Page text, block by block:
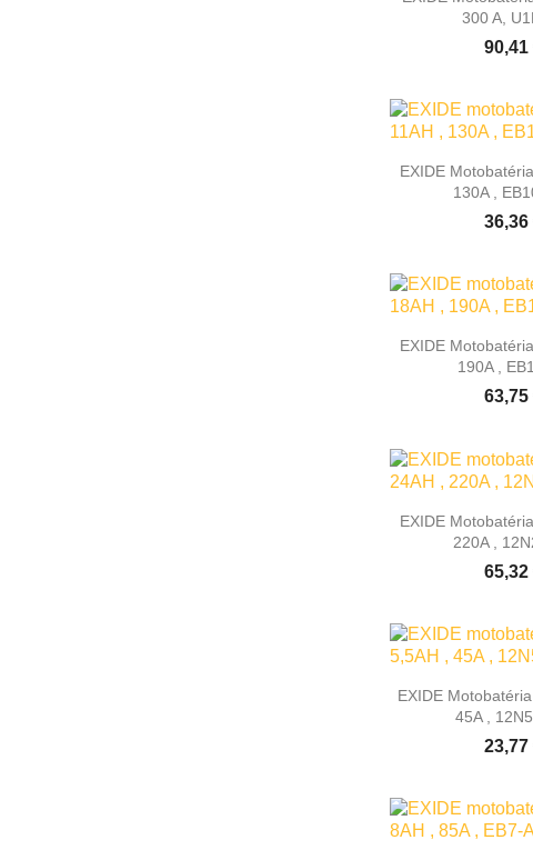
300 A,
90,41
 Rýchly
EXIDE
130A ,
36,36
 Rýchly
EXIDE
190A ,
63,75
 Rýchly
EXIDE
220A ,
65,32
 Rýchly
EXIDE Motobatéria
45A ,
23,77